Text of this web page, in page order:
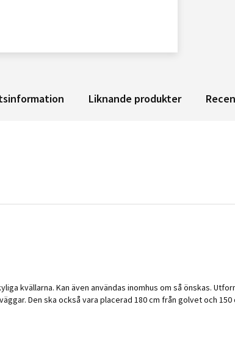
Liknande produkter
kvällarna. Kan även användas inomhus om så önskas.
Den ska också vara placerad 180 cm från golvet och